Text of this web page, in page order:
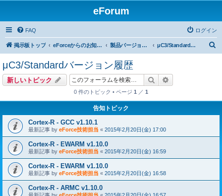
eForum
FAQ ログイン
掲示板トップ eForceからのお知らせ 製品バージョンアップ ／ 不具合情報 μC3/Standardバージョン履歴
μC3/Standardバージョン履歴
新しいトピック 検索
0 件のトピック • ページ 1 ／ 1
告知トピック
Cortex-R - GCC v1.10.1
最新記事 by eForce技術担当 « 2015年2月20日(金) 17:00
Cortex-R - EWARM v1.10.0
最新記事 by eForce技術担当 « 2015年2月20日(金) 16:59
Cortex-R - EWARM v1.10.0
最新記事 by eForce技術担当 « 2015年2月20日(金) 16:58
Cortex-R - ARMC v1.10.0